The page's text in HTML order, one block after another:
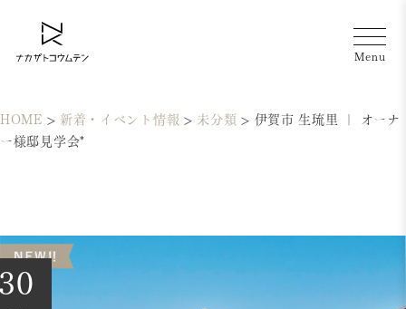
HOME > 新着・イベント情報 > 未分類 > 伊賀市 生琉里 ｜ オーナ
ー様邸見学会*